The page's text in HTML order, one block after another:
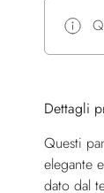
Dettagli
Questi
elegante
dato dal